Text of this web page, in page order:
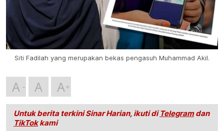
Siti Fadilah yang merupakan bekas pengasuh Muhammad Akil.
A A A
Untuk berita terkini Sinar Harian, ikuti di Telegramdan
TikTokkami